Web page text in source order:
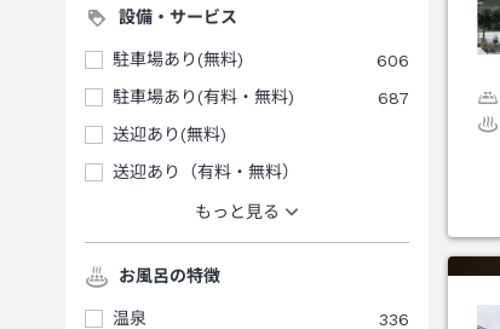
設備・サービス
駐車場あり(無料)
606
駐車場あり(有料・無料)
687
送迎あり(無料)
送迎あり（有料・無料）
もっと見る
お風呂の特徴
温泉
336